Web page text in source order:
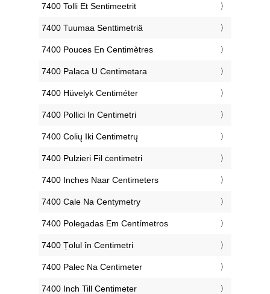
‎7400 Tolli Et Sentimeetrit
‎7400 Tuumaa Senttimetriä
‎7400 Pouces En Centimètres
‎7400 Palaca U Centimetara
‎7400 Hüvelyk Centiméter
‎7400 Pollici In Centimetri
‎7400 Colių Iki Centimetrų
‎7400 Pulzieri Fil ċentimetri
‎7400 Inches Naar Centimeters
‎7400 Cale Na Centymetry
‎7400 Polegadas Em Centímetros
‎7400 Țolul în Centimetri
‎7400 Palec Na Centimeter
‎7400 Inch Till Centimeter